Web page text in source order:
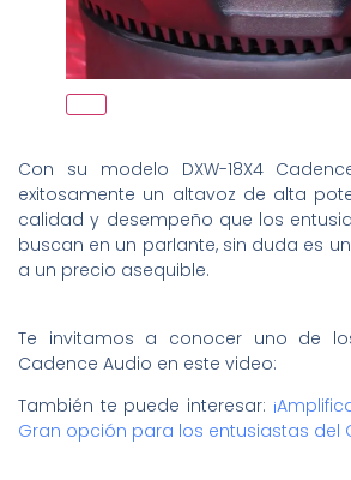
Con su modelo DXW-18X4
exitosamente un altavoz de alta
calidad y desempeño que los
buscan en un parlante, sin duda es
a un precio asequible.
Te invitamos a conocer uno de
Cadence Audio en este video:
También te puede interesar:
Gran opción para los entusiastas del